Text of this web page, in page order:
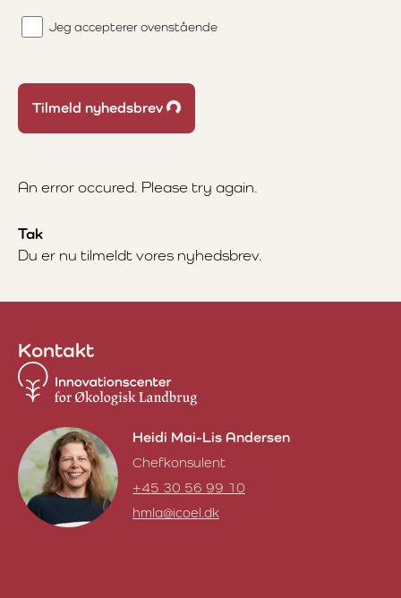
Jeg accepterer ovenstående
Tilmeld nyhedsbrev
Loading...
An error occured. Please try again.
Tak
Du er nu tilmeldt vores nyhedsbrev.
Kontakt
Heidi Mai-Lis Andersen
Chefkonsulent
+45 30 56 99 10
hmla@icoel.dk